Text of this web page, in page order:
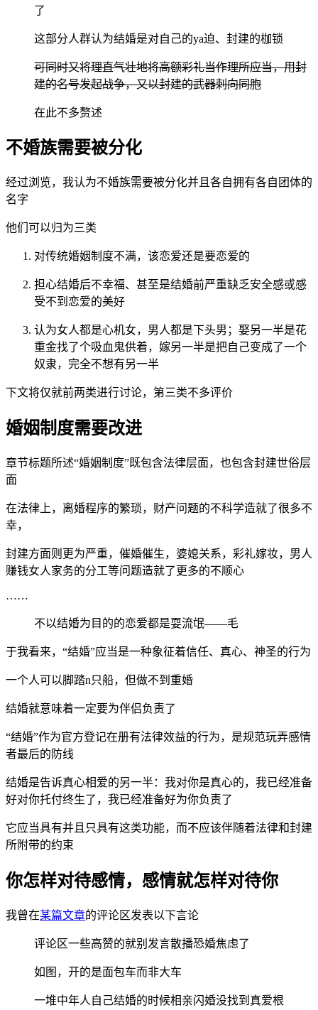
了
这部分人群认为结婚是对自己的ya迫、封建的枷锁
可同时又将理直气壮地将高额彩礼当作理所应当，用封
建的名号发起战争，又以封建的武器刺向同胞
在此不多赘述
不婚族需要被分化
经过浏览，我认为不婚族需要被分化并且各自拥有各自团体的
名字
他们可以归为三类
对传统婚姻制度不满，该恋爱还是要恋爱的
担心结婚后不幸福、甚至是结婚前严重缺乏安全感或感
受不到恋爱的美好
认为女人都是心机女，男人都是下头男；娶另一半是花
重金找了个吸血鬼供着，嫁另一半是把自己变成了一个
奴隶，完全不想有另一半
下文将仅就前两类进行讨论，第三类不多评价
婚姻制度需要改进
章节标题所述“婚姻制度”既包含法律层面，也包含封建世俗层
面
在法律上，离婚程序的繁琐，财产问题的不科学造就了很多不
幸，
封建方面则更为严重，催婚催生，婆媳关系，彩礼嫁妆，男人
赚钱女人家务的分工等问题造就了更多的不顺心
……
不以结婚为目的的恋爱都是耍流氓——毛
于我看来，“结婚”应当是一种象征着信任、真心、神圣的行为
一个人可以脚踏n只船，但做不到重婚
结婚就意味着一定要为伴侣负责了
“结婚”作为官方登记在册有法律效益的行为，是规范玩弄感情
者最后的防线
结婚是告诉真心相爱的另一半：我对你是真心的，我已经准备
好对你托付终生了，我已经准备好为你负责了
它应当具有并且只具有这类功能，而不应该伴随着法律和封建
所附带的约束
你怎样对待感情，感情就怎样对待你
我曾在某篇文章的评论区发表以下言论
评论区一些高赞的就别发言散播恐婚焦虑了
如图，开的是面包车而非大车
一堆中年人自己结婚的时候相亲闪婚没找到真爱根